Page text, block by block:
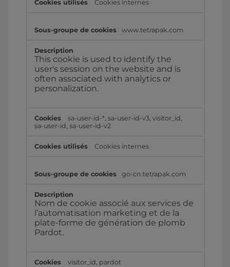
Cookies internes
www.tetrapak.com
This cookie is used to identify the
user's session on the website and is
often associated with analytics or
personalization.
sa-user-id-* ,sa-user-id-v3 ,visitor_id
sa-user-id ,sa-user-id-v2
Cookies internes
go-cn.tetrapak.com
Nom de cookie associé aux services de
l’automatisation marketing et de la
plate-forme de génération de plomb
Pardot.
visitor_id pardot